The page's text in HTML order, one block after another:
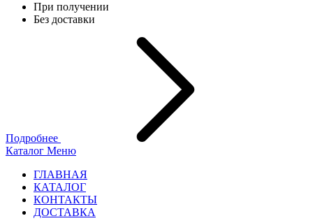
При получении
Без доставки
Подробнее
Каталог Меню
ГЛАВНАЯ
КАТАЛОГ
КОНТАКТЫ
ДОСТАВКА